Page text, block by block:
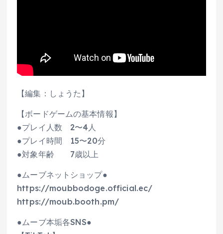
【編集：しょうた】
【ボードゲームの基本情報】
●プレイ人数 2〜4人
●プレイ時間 15〜20分
●対象年齢 7歳以上
●ムーブネットショップ●
https://moubbodoge.official.ec/
https://moub.booth.pm/
●ムーブ本垢各SNS●